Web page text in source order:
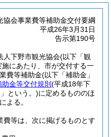
協会事業費等補助金交付要綱
平成26年3月31日
告示第190号
人下野市観光協会(以下「観
施にあたり、市が交付する一
費等補助金(以下「補助金」
金等交付規則 (平成18年下
という。)に定めるもののほ
よる。
費等は、次に掲げるものとす